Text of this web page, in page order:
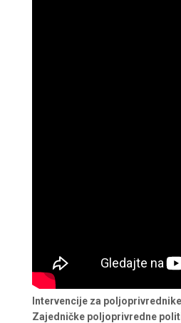
Intervencije za
Zajedničke poljoprivredne